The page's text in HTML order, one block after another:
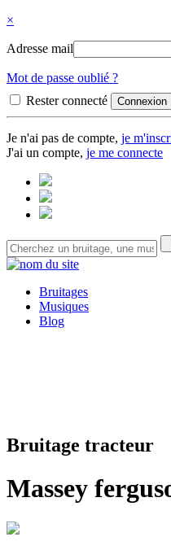
×
Adresse mail
Mot de passe oublié ?
Rester connecté
Je n'ai pas de compte, je
J'ai un compte, je me connecte
Bruitages
Musiques
Blog
Bruitage tracteur
Massey